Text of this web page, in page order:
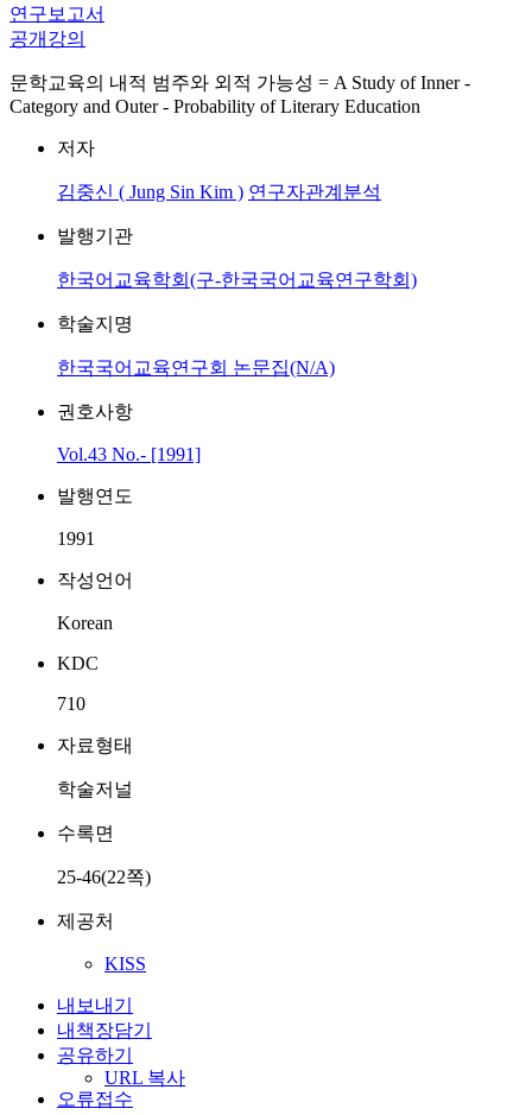
연구보고서
공개강의
문학교육의 내적 범주와 외적 가능성 = A Study of Inner -
Category and Outer - Probability of Literary Education
저자
김중신 ( Jung Sin Kim ) 연구자관계분석
발행기관
한국어교육학회(구-한국국어교육연구학회)
학술지명
한국국어교육연구회 논문집(N/A)
권호사항
Vol.43 No.- [1991]
발행연도
1991
작성언어
Korean
KDC
710
자료형태
학술저널
수록면
25-46(22쪽)
제공처
KISS
내보내기
내책장담기
공유하기
URL 복사
오류접수